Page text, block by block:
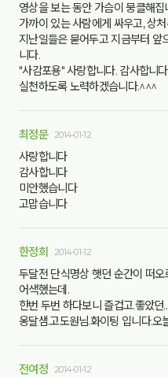
영상을 보는 동안 가슴이 뭉클해집
가까이 있는 사람에게 싸우고, 상
지난일들은 묻어두고 지금부터 앞
니다.
"사감포용" 사랑합니다. 감사합니
실천하도록 노력하겠습니다.^^^
최정문 2014-01-12
사랑합니다
감사합니다
미안했습니다
고맙습니다
한정희 2014-01-12
두달전 단식명상 햇던 순간이 떠
어색했는데.
한번 두번 하다보니 즐겁고.좋았던
옹달샘.고도원님.화이팅 입니다.
전여정 2014-01-12